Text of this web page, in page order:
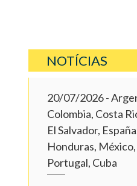
NOTÍCIAS
20/07/2026-
Colombia, Costa
El Salvador,
Honduras,
Portugal, Cuba